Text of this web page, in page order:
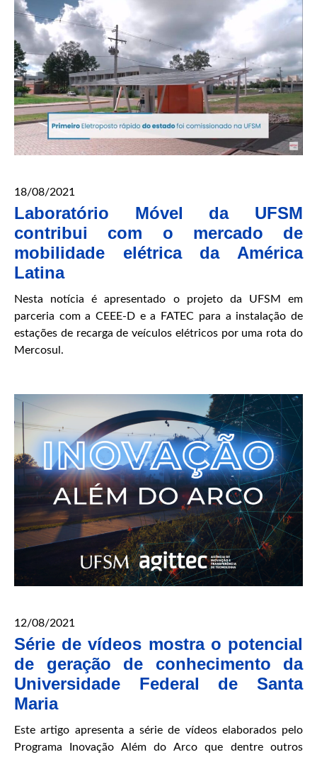
18/08/2021
Laboratório Móvel da UFSM
contribui com o mercado de
mobilidade elétrica da América
Latina
Nesta notícia é apresentado o projeto da UFSM em
parceria com a CEEE-D e a FATEC para a instalação de
estações de recarga de veículos elétricos por uma rota do
Mercosul.
12/08/2021
Série de vídeos mostra o potencial
de geração de conhecimento da
Universidade Federal de Santa
Maria
Este artigo apresenta a série de vídeos elaborados pelo
Programa Inovação Além do Arco que dentre outros